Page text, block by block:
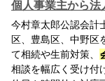
個人事業主から法
今村章太郎公認会計
区、豊島区、中野区
て相続や生前対策、
相談を幅広く受け付